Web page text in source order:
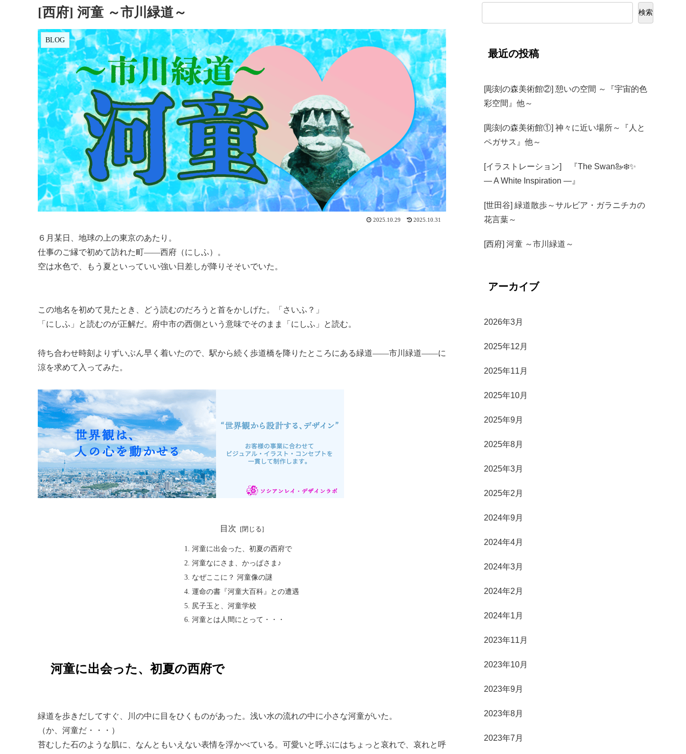
[西府] 河童 ～市川緑道～
BLOG
2025.10.29 2025.10.31
６月某日、地球の上の東京のあたり。
仕事のご縁で初めて訪れた町――西府（にしふ）。
空は水色で、もう夏といっていい強い日差しが降りそそいでいた。
この地名を初めて見たとき、どう読むのだろうと首をかしげた。「さいふ？」
「にしふ」と読むのが正解だ。府中市の西側という意味でそのまま「にしふ」と読む。
待ち合わせ時刻よりずいぶん早く着いたので、駅から続く歩道橋を降りたところにある緑道――市川緑道――に
涼を求めて入ってみた。
目次
河童に出会った、初夏の西府で
河童なにさま、かっぱさま♪
なぜここに？ 河童像の謎
運命の書『河童大百科』との遭遇
尻子玉と、河童学校
河童とは人間にとって・・・
河童に出会った、初夏の西府で
緑道を歩きだしてすぐ、川の中に目をひくものがあった。浅い水の流れの中に小さな河童がいた。
（か、河童だ・・・）
苔むした石のような肌に、なんともいえない表情を浮かべている。可愛いと呼ぶにはちょっと哀れで、哀れと呼
検索
最近の投稿
[彫刻の森美術館②] 憩いの空間 ～『宇宙的色
彩空間』他～
[彫刻の森美術館①] 神々に近い場所～『人と
ペガサス』他～
[イラストレーション] 『The Swan🦢❄️✨
— A White Inspiration —』
[世田谷] 緑道散歩～サルビア・ガラニチカの
花言葉～
[西府] 河童 ～市川緑道～
アーカイブ
2026年3月
2025年12月
2025年11月
2025年10月
2025年9月
2025年8月
2025年3月
2025年2月
2024年9月
2024年4月
2024年3月
2024年2月
2024年1月
2023年11月
2023年10月
2023年9月
2023年8月
2023年7月